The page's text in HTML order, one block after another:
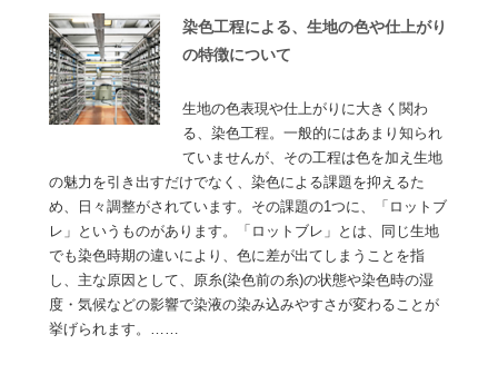
染色工程による、生地の色や仕上がり
の特徴について
生地の色表現や仕上がりに大きく関わ
る、染色工程。一般的にはあまり知られ
ていませんが、その工程は色を加え生地
の魅力を引き出すだけでなく、染色による課題を抑えるた
め、日々調整がされています。その課題の1つに、「ロットブ
レ」というものがあります。「ロットブレ」とは、同じ生地
でも染色時期の違いにより、色に差が出てしまうことを指
し、主な原因として、原糸(染色前の糸)の状態や染色時の湿
度・気候などの影響で染液の染み込みやすさが変わることが
挙げられます。……